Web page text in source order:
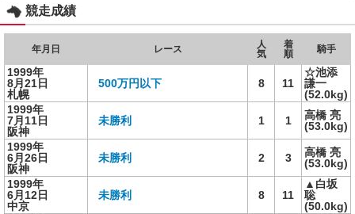
競走成績
年月日 レース
人
気
着
順
騎手
1999年
8月21日
札幌
500万円以下 8 11
☆池添
謙一
(52.0kg)
1999年
7月11日
阪神
未勝利 1 1
高橋 亮
(53.0kg)
1999年
6月26日
阪神
未勝利 2 3
高橋 亮
(53.0kg)
1999年
6月12日
中京
未勝利 8 11
▲白坂
聡
(50.0kg)